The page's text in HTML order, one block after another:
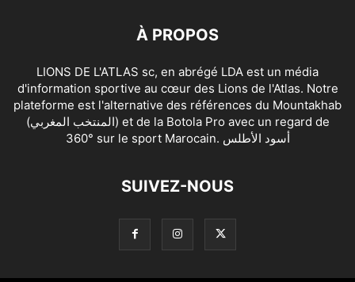
À PROPOS
LIONS DE L'ATLAS sc, en abrégé LDA est un média
d'information sportive au cœur des Lions de l'Atlas. Notre
plateforme est l'alternative des références du Mountakhab
(المنتخب المغربي) et de la Botola Pro avec un regard de
360° sur le sport Marocain. أسود الأطلس
SUIVEZ-NOUS